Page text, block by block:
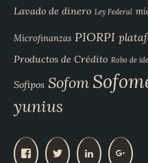
Lavado de dinero Ley Federal
Microfinanzas PIORPI
Productos de Crédito Robo de
Sofipos Sofom
yunius